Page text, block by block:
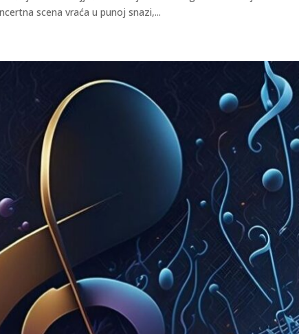
scena vraća u punoj snazi,...